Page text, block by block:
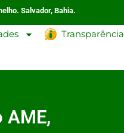
Salvador, Bahia.
Transparência
AME,